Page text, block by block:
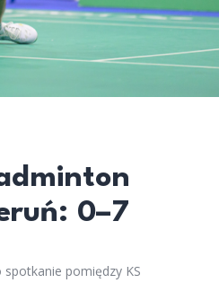
0–7
pomiędzy KS